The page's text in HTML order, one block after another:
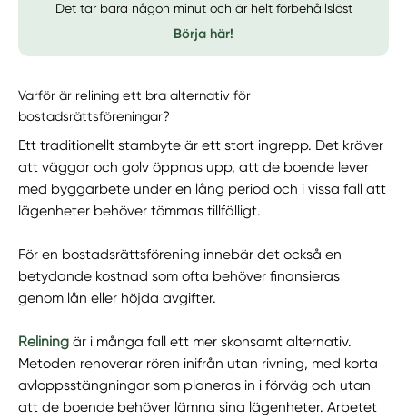
Det tar bara någon minut och är helt förbehållslöst
Börja här!
Varför är relining ett bra alternativ för
bostadsrättsföreningar?
Ett traditionellt stambyte är ett stort ingrepp. Det kräver
att väggar och golv öppnas upp, att de boende lever
med byggarbete under en lång period och i vissa fall att
lägenheter behöver tömmas tillfälligt.
För en bostadsrättsförening innebär det också en
betydande kostnad som ofta behöver finansieras
genom lån eller höjda avgifter.
Relining är i många fall ett mer skonsamt alternativ.
Metoden renoverar rören inifrån utan rivning, med korta
avloppsstängningar som planeras in i förväg och utan
att de boende behöver lämna sina lägenheter. Arbetet